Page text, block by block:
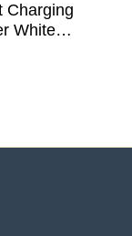
Charging
White